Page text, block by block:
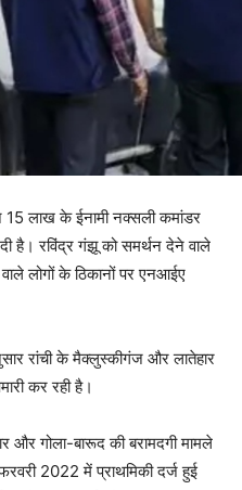
15 लाख के ईनामी नक्सली कमांडर
है। रविंद्र गंझू को समर्थन देने वाले
लोगों के ठिकानों पर एनआईए
रांची के मैक्लुस्कीगंज और लातेहार
कर रही है।
गोला-बारूद की बरामदगी मामले
2022 में प्राथमिकी दर्ज हुई